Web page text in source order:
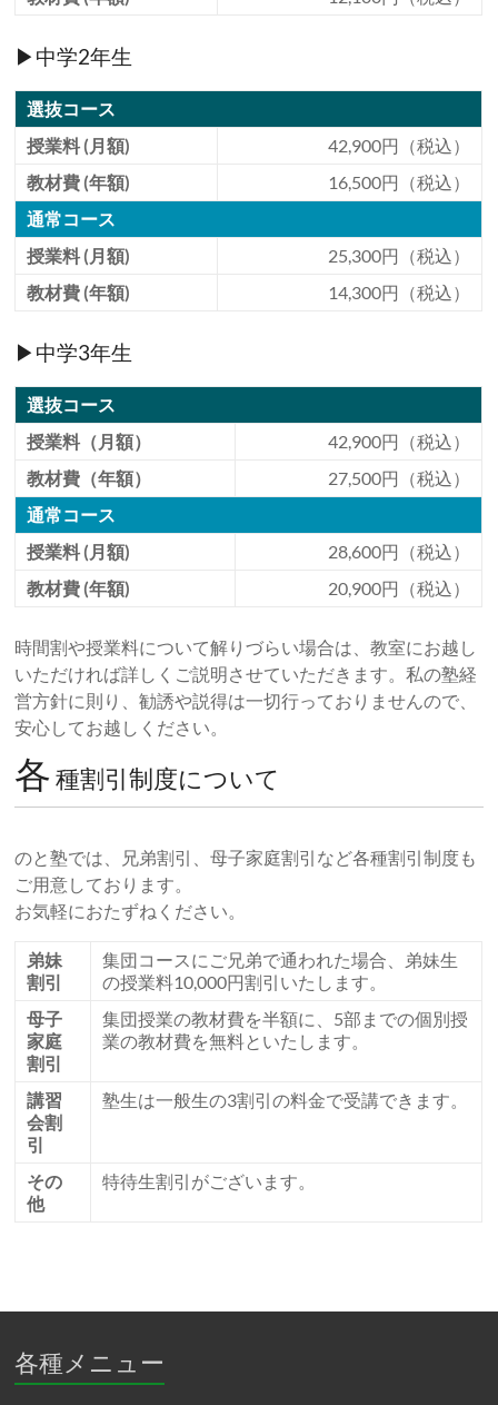
▶中学2年生
選抜コース
授業料 (月額)
42,900円（税込）
教材費 (年額)
16,500円（税込）
通常コース
授業料 (月額)
25,300円（税込）
教材費 (年額)
14,300円（税込）
▶中学3年生
選抜コース
授業料（月額）
42,900円（税込）
教材費（年額）
27,500円（税込）
通常コース
授業料 (月額)
28,600円（税込）
教材費 (年額)
20,900円（税込）
時間割や授業料について解りづらい場合は、教室にお越し
いただければ詳しくご説明させていただきます。私の塾経
営方針に則り、勧誘や説得は一切行っておりませんので、
安心してお越しください。
各種割引制度について
のと塾では、兄弟割引、母子家庭割引など各種割引制度も
ご用意しております。
お気軽におたずねください。
弟妹
割引
集団コースにご兄弟で通われた場合、弟妹生
の授業料10,000円割引いたします。
母子
家庭
割引
集団授業の教材費を半額に、5部までの個別授
業の教材費を無料といたします。
講習
会割
引
塾生は一般生の3割引の料金で受講できます。
その
他
特待生割引がございます。
各種メニュー